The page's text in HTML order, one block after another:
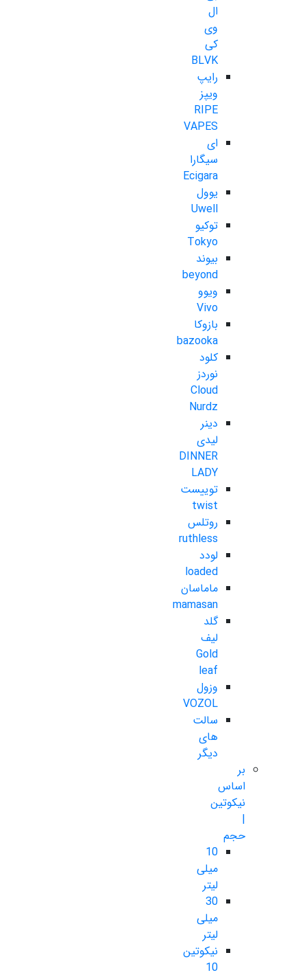
ال
وی
کی
BLVK
رایپ
ویپز
RIPE
VAPES
ای
سیگارا
Ecigara
یوول
Uwell
توکیو
Tokyo
بیوند
beyond
ویوو
Vivo
بازوکا
bazooka
کلود
نوردز
Cloud
Nurdz
دینر
لیدی
DINNER
LADY
توییست
twist
روتلس
ruthless
لودد
loaded
ماماسان
mamasan
گلد
لیف
Gold
leaf
وزول
VOZOL
سالت
های
دیگر
بر
اساس
نیکوتین
|
حجم
10
میلی
لیتر
30
میلی
لیتر
نیکوتین
10